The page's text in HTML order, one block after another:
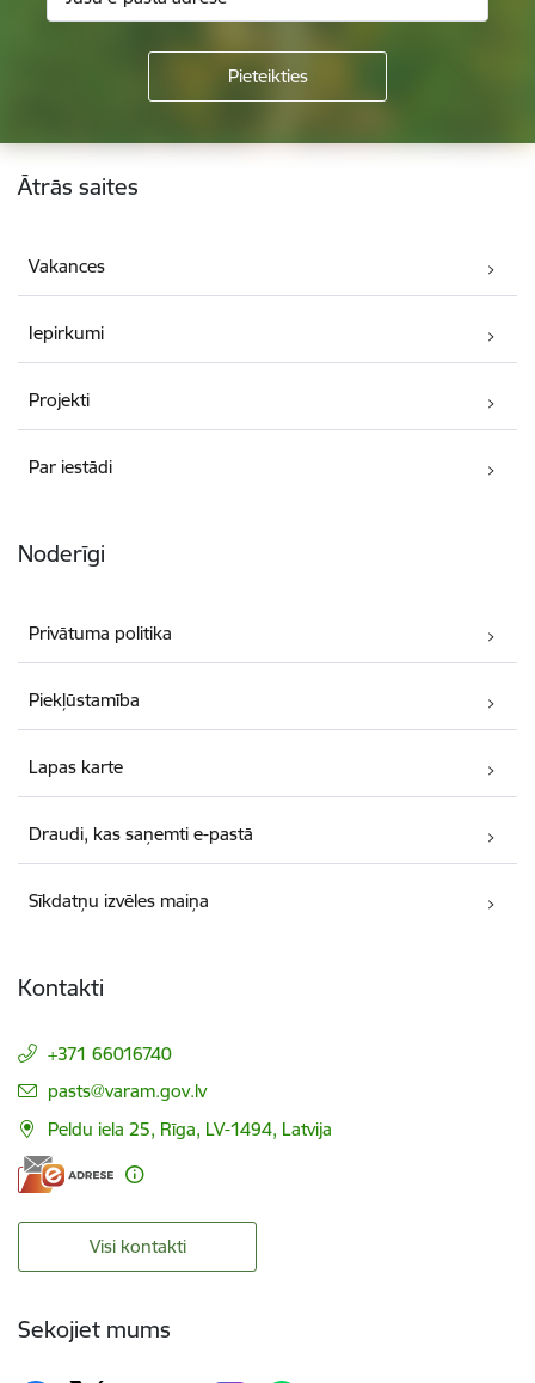
Kājene
Ātrās saites
Vakances
Iepirkumi
Projekti
Par iestādi
Noderīgi
Privātuma politika
Piekļūstamība
Lapas karte
Draudi, kas saņemti e-pastā
Sīkdatņu izvēles maiņa
Kontakti
+371 66016740
E-pasts:
pasts@varam.gov.lv
Peldu iela 25, Rīga, LV-1494, Latvija
Visi kontakti
Sekojiet mums